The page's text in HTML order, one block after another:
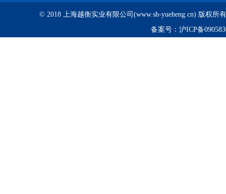
© 2018 上海越衡实业有限公司(www.sh-yueheng.cn) 版权所
备案号： 沪ICP备